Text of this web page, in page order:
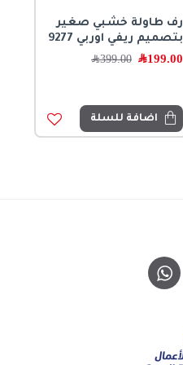
رف طاولة خشبي صغير
بتصميم ريفي اوربي 9277
199.00﷼ 399.00﷼
اضافة للسلة